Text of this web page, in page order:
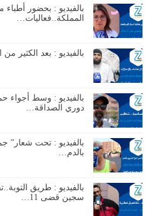
بالفيديو : بحضور أطباء
المملكة..فعاليات…
بالفيديو : بعد الكثير من
بالفيديو : وسط أجواء
دوري الصداقة…
بالفيديو : تحت شعار”
بالدم…
بالفيديو : طريق
سجين قضى 11…